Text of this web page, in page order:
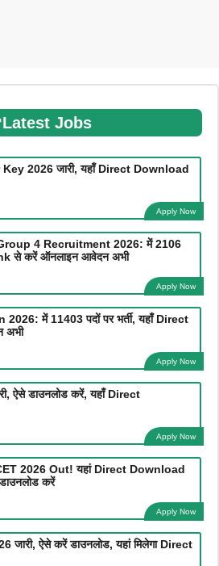
Latest Jobs
2026 जारी, यहाँ Direct Download
Apply Now
4 Recruitment 2026: में 2106
से करें ऑनलाइन आवेदन अभी
Apply Now
में 11403 पदों पर भर्ती, यहाँ Direct
अभी
Apply Now
ऐसे डाउनलोड करें, यहाँ Direct
Apply Now
2026 Out! यहां Direct Download
करें
Apply Now
ऐसे करें डाउनलोड, यहां मिलेगा Direct